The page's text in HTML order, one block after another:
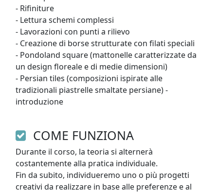
- Rifiniture
- Lettura schemi complessi
- Lavorazioni con punti a rilievo
- Creazione di borse strutturate con filati speciali
- Pondoland square (mattonelle caratterizzate da
un design floreale e di medie dimensioni)
- Persian tiles (composizioni ispirate alle
tradizionali piastrelle smaltate persiane) -
introduzione
COME FUNZIONA
Durante il corso, la teoria si alternerà
costantemente alla pratica individuale.
Fin da subito, individueremo uno o più progetti
creativi da realizzare in base alle preferenze e al